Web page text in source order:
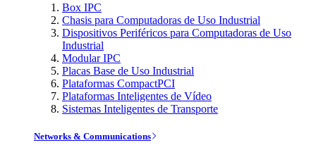
Box IPC
Chasis para Computadoras de Uso Industrial
Dispositivos Periféricos para Computadoras de Uso
Industrial
Modular IPC
Placas Base de Uso Industrial
Plataformas CompactPCI
Plataformas Inteligentes de Vídeo
Sistemas Inteligentes de Transporte
Networks & Communications